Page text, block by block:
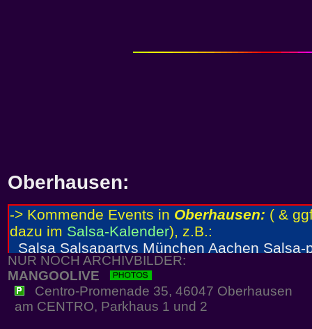
Oberhausen:
NUR NOCH ARCHIVBILDER:
MANGOOLIVE
Centro-Promenade 35, 46047 Oberhausen
am CENTRO, Parkhaus 1 und 2